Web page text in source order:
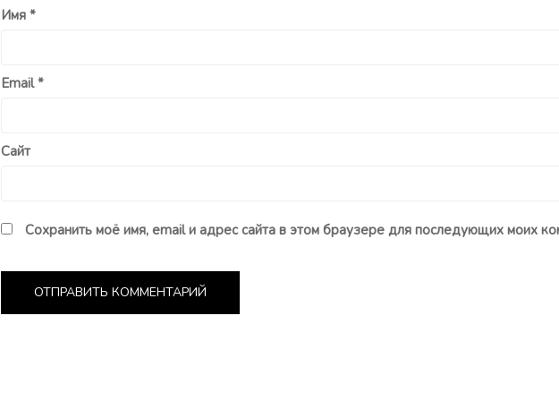
Имя *
Email*
Сайт
Сохранить моё имя, email и адрес сайта в этом браузере для последующих моих